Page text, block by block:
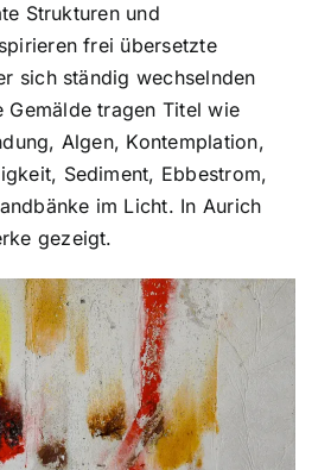
Strukturen und
frei übersetzte
sich ständig wechselnden
Gemälde tragen Titel wie
Algen, Kontemplation,
Sediment, Ebbestrom,
im Licht. In Aurich
gezeigt.